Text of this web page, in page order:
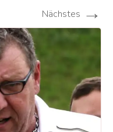
Nächstes →